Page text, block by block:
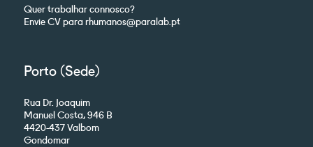
Quer trabalhar connosco?
Envie CV para rhumanos@paralab.pt
Porto (Sede)
Rua Dr. Joaquim
Manuel Costa, 946 B
4420-437 Valbom
Gondomar